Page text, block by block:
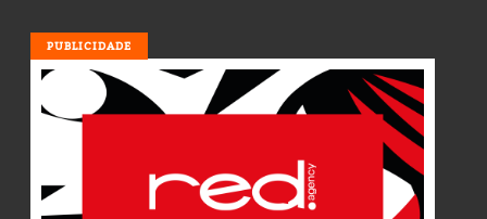
PUBLICIDADE